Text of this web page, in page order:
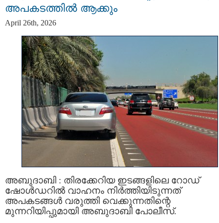
അപകടത്തിൽ ആക്കും
April 26th, 2026
അബുദാബി : തിരക്കേറിയ ഇടങ്ങളിലെ റോഡ്
ഷോൾഡറിൽ വാഹനം നിർത്തിയിടുന്നത്
അപകടങ്ങൾ വരുത്തി വെക്കുന്നതിന്റെ
മുന്നറിയിപ്പുമായി അബുദാബി പോലീസ്.